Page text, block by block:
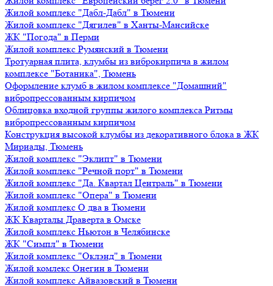
Жилой комплекс "Дабл-Дабл" в Тюмени
Жилой комплекс "Дягилев" в Ханты-Мансийске
ЖК "Погода" в Перми
Жилой комплекс Румянский в Тюмени
Тротуарная плита, клумбы из виброкирпича в жилом
комплексе "Ботаника", Тюмень
Оформление клумб в жилом комплексе "Домашний"
вибропрессованным кирпичом
Облицовка входной группы жилого комплекса Ритмы
вибропрессованным кирпичом
Конструкция высокой клумбы из декоративного блока в ЖК
Мириады, Тюмень
Жилой комплекс "Эклипт" в Тюмени
Жилой комплекс "Речной порт" в Тюмени
Жилой комплекс "Да. Квартал Централь" в Тюмени
Жилой комплекс "Опера" в Тюмени
Жилой комплекс О два в Тюмени
ЖК Кварталы Драверта в Омске
Жилой комплекс Ньютон в Челябинске
ЖК "Симпл" в Тюмени
Жилой комплекс "Оклэнд" в Тюмени
Жилой комлекс Онегин в Тюмени
Жилой комплекс Айвазовский в Тюмени